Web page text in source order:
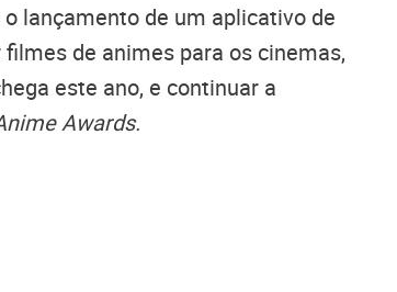
lançamento de um aplicativo de
de animes para os cinemas,
este ano, e continuar a
Awards.